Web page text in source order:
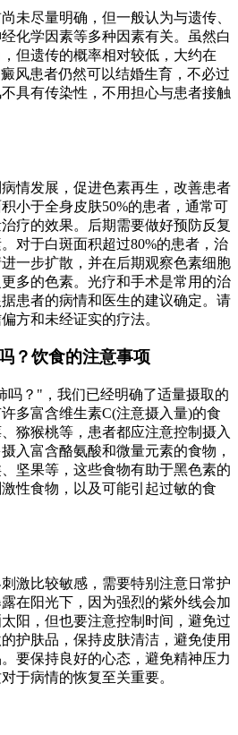
未尽量明确，但一般认为与遗传、
化学因素等多种因素有关。虽然白
但遗传的概率相对较低，大约在
风患者仍然可以结婚生育，不必过
具有传染性，不用担心与患者接触
情发展，促进色素再生，改善患者
小于全身皮肤50%的患者，通常可
疗的效果。后期需要做好预防反复
对于白斑面积超过80%的患者，治
一步扩散，并在后期观察色素细胞
多的色素。光疗和手术是常用的治
患者的病情和医生的建议确定。请
方和未经证实的疗法。
？饮食的注意事项
吗？"，我们已经明确了适量摄取的
多富含维生素C(注意摄入量)的食
猕猴桃等，患者都应注意控制摄入
入富含酪氨酸和微量元素的食物，
坚果等，这些食物有助于黑色素的
性食物，以及可能引起过敏的食
激比较敏感，需要特别注意日常护
在阳光下，因为强烈的紫外线会加
阳，但也要注意控制时间，避免过
护肤品，保持皮肤清洁，避免使用
要保持良好的心态，避免精神压力
于病情的恢复至关重要。